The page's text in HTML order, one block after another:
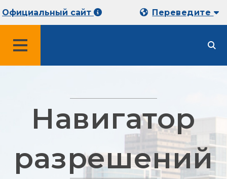
Официальный сайт Переведите
Навигатор
разрешений